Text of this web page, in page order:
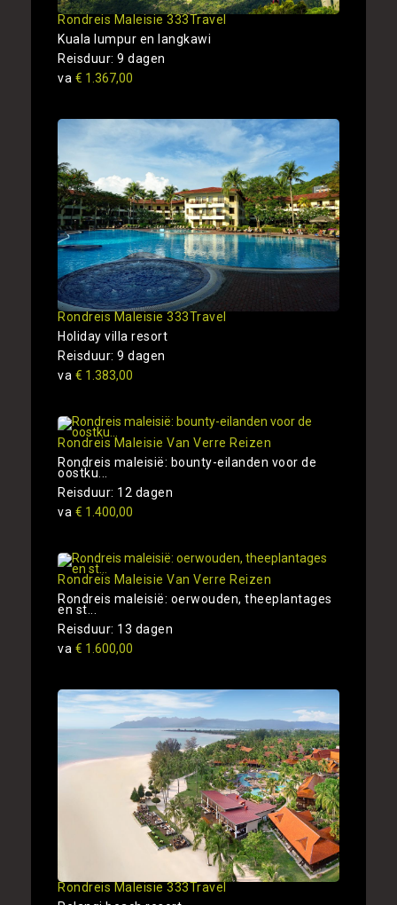
Rondreis Maleisie 333Travel
Kuala lumpur en langkawi
Reisduur: 9 dagen
va € 1.367,00
Rondreis Maleisie 333Travel
Holiday villa resort
Reisduur: 9 dagen
va € 1.383,00
Rondreis Maleisie Van Verre Reizen
Rondreis maleisië: bounty-eilanden voor de
oostku...
Reisduur: 12 dagen
va € 1.400,00
Rondreis Maleisie Van Verre Reizen
Rondreis maleisië: oerwouden, theeplantages
en st...
Reisduur: 13 dagen
va € 1.600,00
Rondreis Maleisie 333Travel